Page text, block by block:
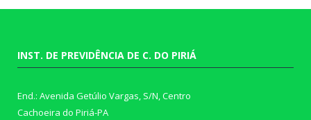
INST. DE PREVIDÊNCIA DE C. DO PIRIÁ
End.: Avenida Getúlio Vargas, S/N, Centro
Cachoeira do Piriá-PA